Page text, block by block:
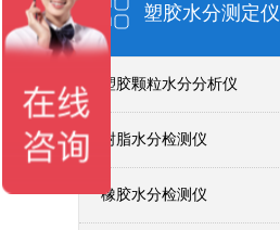
塑胶水分测定仪
塑胶颗粒水分分析仪
树脂水分检测仪
橡胶水分检测仪